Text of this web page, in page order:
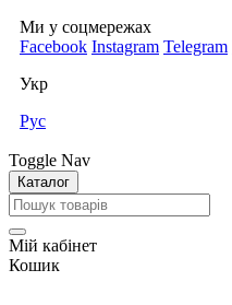
Ми у соцмережах
Facebook Instagram Telegram
Укр
Рус
Toggle Nav
Каталог
Мій кабінет
Кошик